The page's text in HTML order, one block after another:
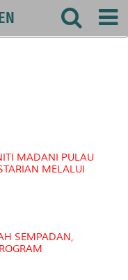
MADANI PULAU
MELALUI
SEMPADAN,